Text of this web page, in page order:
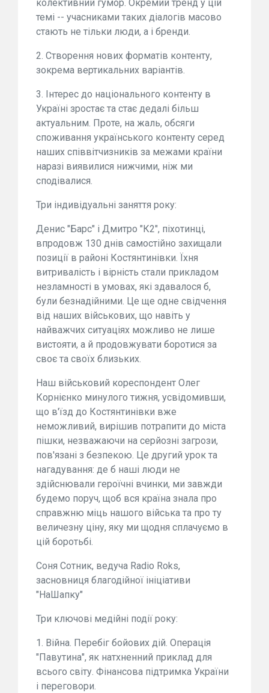
колективний гумор. Окремий тренд у цій
темі -- учасниками таких діалогів масово
стають не тільки люди, а і бренди.
2. Створення нових форматів контенту,
зокрема вертикальних варіантів.
3. Інтерес до національного контенту в
Україні зростає та стає дедалі більш
актуальним. Проте, на жаль, обсяги
споживання українського контенту серед
наших співвітчизників за межами країни
наразі виявилися нижчими, ніж ми
сподівалися.
Три індивідуальні заняття року:
Денис "Барс" і Дмитро "К2", піхотинці,
впродовж 130 днів самостійно захищали
позиції в районі Костянтинівки. Їхня
витривалість і вірність стали прикладом
незламності в умовах, які здавалося б,
були безнадійними. Це ще одне свідчення
від наших військових, що навіть у
найважчих ситуаціях можливо не лише
вистояти, а й продовжувати боротися за
своє та своїх близьких.
Наш військовий кореспондент Олег
Корнієнко минулого тижня, усвідомивши,
що в'їзд до Костянтинівки вже
неможливий, вирішив потрапити до міста
пішки, незважаючи на серйозні загрози,
пов'язані з безпекою. Це другий урок та
нагадування: де б наші люди не
здійснювали героїчні вчинки, ми завжди
будемо поруч, щоб вся країна знала про
справжню міць нашого війська та про ту
величезну ціну, яку ми щодня сплачуємо в
цій боротьбі.
Соня Сотник, ведуча Radio Roks,
засновниця благодійної ініціативи
"НаШапку"
Три ключові медійні події року:
1. Війна. Перебіг бойових дій. Операція
"Павутина", як натхненний приклад для
всього світу. Фінансова підтримка України
і переговори.